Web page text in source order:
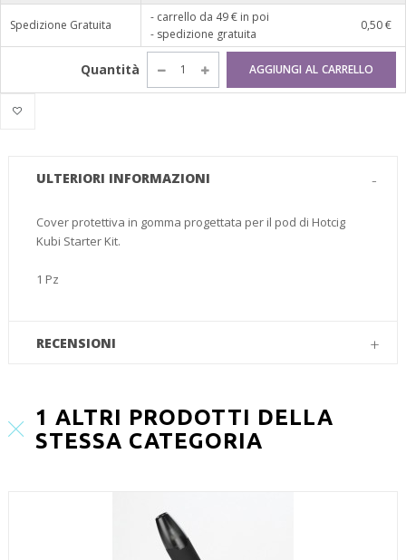
Spedizione Gratuita
- carrello da 49 € in poi
- spedizione gratuita
0,50 €
Quantità AGGIUNGI AL CARRELLO
ULTERIORI INFORMAZIONI
Cover protettiva in gomma progettata per il pod di Hotcig
Kubi Starter Kit.
1 Pz
RECENSIONI
1 ALTRI PRODOTTI DELLA
STESSA CATEGORIA